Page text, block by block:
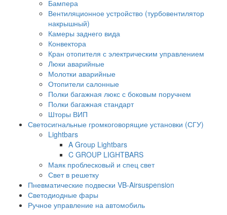
Бампера
Вентиляционное устройство (турбовентилятор
накрышный)
Камеры заднего вида
Конвектора
Кран отопителя с электрическим управлением
Люки аварийные
Молотки аварийные
Отопители салонные
Полки багажная люкс с боковым поручнем
Полки багажная стандарт
Шторы ВИП
Светосигнальные громкоговорящие установки (СГУ)
Lightbars
A Group Lightbars
C GROUP LIGHTBARS
Маяк проблесковый и спец свет
Свет в решетку
Пневматические подвески VB-Airsuspension
Светодиодные фары
Ручное управление на автомобиль